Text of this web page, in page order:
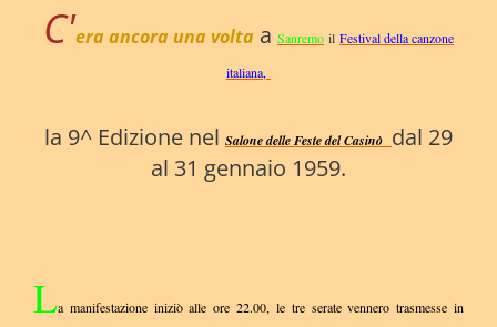
C'era ancora una volta a Sanremo il Festival della canzone
italiana,
la 9^ Edizione nel Salone delle Feste del Casinò dal 29
al 31 gennaio 1959.
La manifestazione iniziò alle ore 22.00, le tre serate vennero trasmesse in